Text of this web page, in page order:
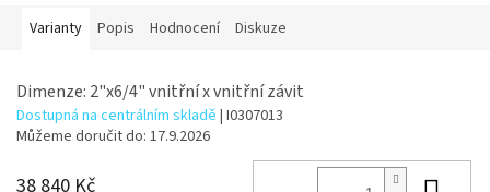
Varianty Popis Hodnocení Diskuze
Dimenze: 2"x6/4" vnitřní x vnitřní závit
Dostupná na centrálním skladě | I0307013
Můžeme doručit do: 17.9.2026
38 840 Kč